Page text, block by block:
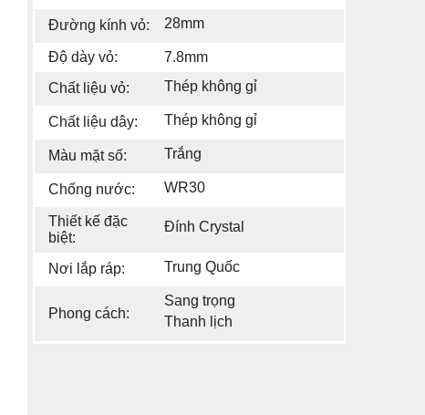
Đường kính vỏ: 28mm
Độ dày vỏ:
7.8mm
Chất liệu vỏ:
Thép không gỉ
Chất liệu dây: Thép không gỉ
Màu mặt số: Trắng
Chống nước: WR30
Thiết kế đặc
biệt:
Đính Crystal
Nơi lắp ráp: Trung Quốc
Phong cách:
Sang trọng
Thanh lịch